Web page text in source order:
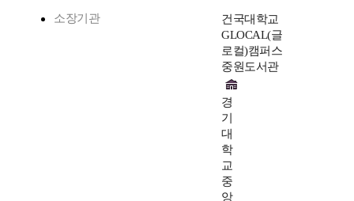
소장기관
건국대학교
GLOCAL(글
로컬)캠퍼스
중원도서관
경
기
대
학
교
중
앙